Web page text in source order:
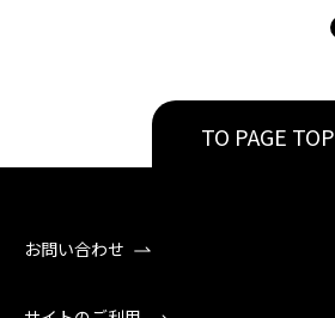
TO PAGE TOP
お問い合わせ